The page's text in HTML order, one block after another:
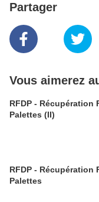
Partager
Vous aimerez
RFDP - Récupération
Palettes (II)
RFDP - Récupération
Palettes